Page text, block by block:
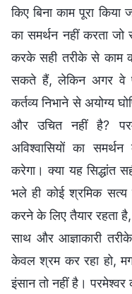
किए बिना काम पूरा
का समर्थन नहीं करता जो
करके सही तरीके से काम
सकते हैं, लेकिन अगर वे
कर्तव्य निभाने से अयोग्य
और उचित नहीं है?
अविश्वासियों का
करेगा। क्या यह सिद्धांत
भले ही कोई श्रमिक
करने के लिए तैयार रहता
साथ और आज्ञाकारी
केवल श्रम कर रहा हो,
इंसान तो नहीं है।